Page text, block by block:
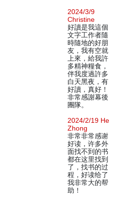
2024/3/9
Christine
好讀是我這個
文字工作者隨
時隨地的好朋
友，我有空就
上來，給我許
多精神糧食，
伴我度過許多
白天黑夜，有
好讀，真好！
非常感謝幕後
團隊。
2024/2/19 He
Zhong
非常非常感谢
好读，许多外
面找不到的书
都在这里找到
了，找书的过
程，好读给了
我非常大的帮
助！